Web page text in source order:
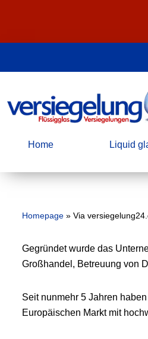
Home Liquid
Homepage » Via
Gegründet wurde das
Großhandel, Betreuung von
Seit nunmehr 5 Jahren
Europäischen Markt mit